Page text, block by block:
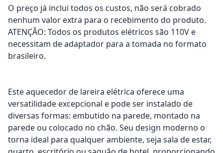
O preço já inclui todos os custos, não será cobrado
nenhum valor extra para o recebimento do produto.
ATENÇÃO: Todos os produtos elétricos são 110V e
necessitam de adaptador para a tomada no formato
brasileiro.
Este aquecedor de lareira elétrica oferece uma
versatilidade excepcional e pode ser instalado de
diversas formas: embutido na parede, montado na
parede ou colocado no chão. Seu design moderno o
torna ideal para qualquer ambiente, seja sala de estar,